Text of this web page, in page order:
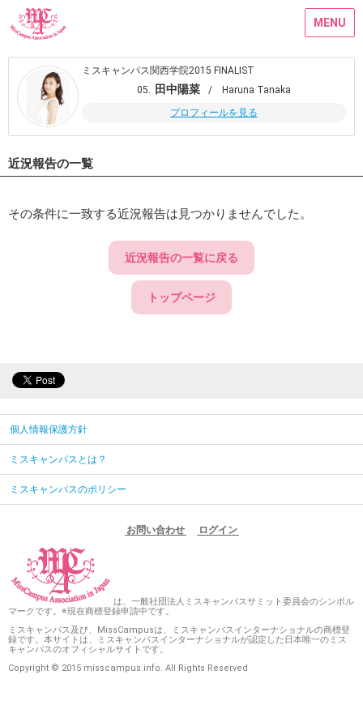
MENU
ミスキャンパス関西学院2015 FINALIST
05. 田中陽菜
/ Haruna Tanaka
プロフィールを見る
近況報告の一覧
その条件に一致する近況報告は見つかりませんでした。
近況報告の一覧に戻る
トップページ
個人情報保護方針
ミスキャンパスとは？
ミスキャンパスのポリシー
お問い合わせ ログイン
は、一般社団法人ミスキャンパスサミット委員会のシンボル
マークです。※現在商標登録申請中です。
ミスキャンパス及び、MissCampusは、ミスキャンパスインターナショナルの商標登
録です。本サイトは、ミスキャンパスインターナショナルが認定した日本唯一のミス
キャンパスのオフィシャルサイトです。
Copyright © 2015 misscampus.info. All Rights Reserved